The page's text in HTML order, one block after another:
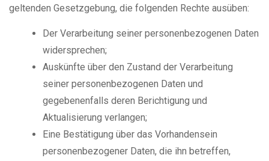
geltenden Gesetzgebung, die folgenden Rechte ausüben:
Der Verarbeitung seiner personenbezogenen Daten
widersprechen;
Auskünfte über den Zustand der Verarbeitung
seiner personenbezogenen Daten und
gegebenenfalls deren Berichtigung und
Aktualisierung verlangen;
Eine Bestätigung über das Vorhandensein
personenbezogener Daten, die ihn betreffen,